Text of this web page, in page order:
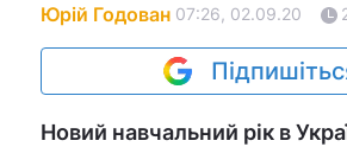
Юрій Годован 07:26, 02.09.20
Новий навчальний рік в